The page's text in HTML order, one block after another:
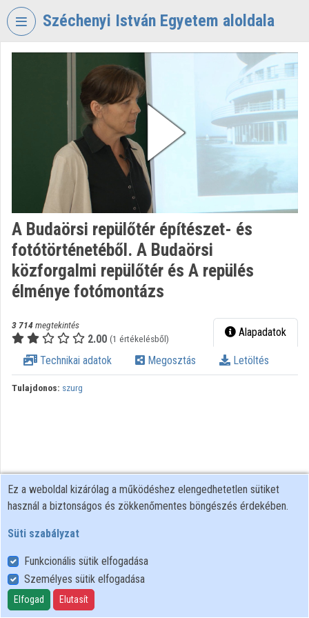
Fejléc kihagyása
Széchenyi István Egyetem aloldala
Intézményi kezdőlap
Bejelentkezés
Kategóriák
Intézményi listák
Közreműködők
A Budaörsi repülőtér építészet- és
fotótörténetéből. A Budaörsi
közforgalmi repülőtér és A repülés
élménye fotómontázs
3 714megtekintés
2.00 (1 értékelésből) Alapadatok
Technikai adatok Megosztás Letöltés
Tulajdonos: szurg
Felhasználói szabályzat
Adatkezelési tájékoztató
Süti szabályzat
Ez a weboldal kizárólag a működéshez elengedhetetlen sütiket
használ a biztonságos és zökkenőmentes böngészés érdekében.
Süti szabályzat
Funkcionális sütik elfogadása
Személyes sütik elfogadása
Elfogad Elutasít